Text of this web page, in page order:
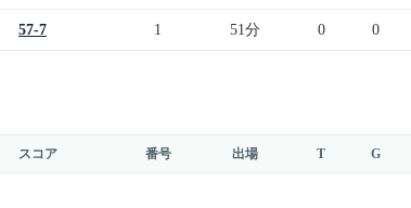
57-7 1 51分 0 0
スコア 番号 出場 T G